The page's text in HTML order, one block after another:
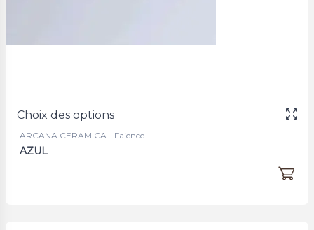
Choix des options
ARCANA CERAMICA - Faience
AZUL